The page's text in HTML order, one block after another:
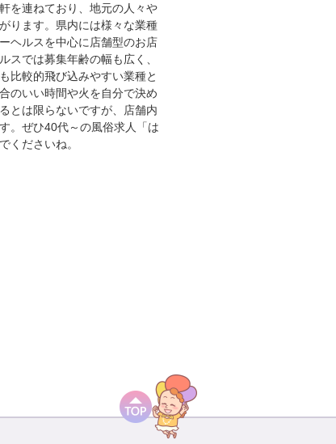
を連ねており、地元の人々や
ります。県内には様々な業種
ヘルスを中心に店舗型のお店
スでは募集年齢の幅も広く、
比較的飛び込みやすい業種と
のいい時間や火を自分で決め
とは限らないですが、店舗内
。ぜひ40代～の風俗求人
「は
くださいね。